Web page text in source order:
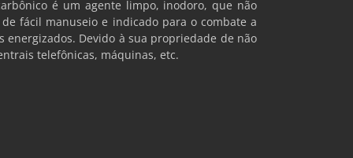
é um agente limpo, inodoro, que não
fácil manuseio e indicado para o combate a
Devido à sua propriedade de não
telefônicas, máquinas, etc.